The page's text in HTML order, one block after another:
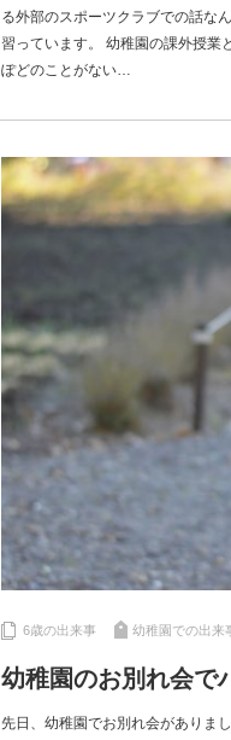
る外部のスポーツクラブでの話な
習っています。 幼稚園の課外授業
ぽどのことがない…
6歳の出来事 幼稚園での出来
幼稚園のお別れ会で
先日、幼稚園でお別れ会がありま